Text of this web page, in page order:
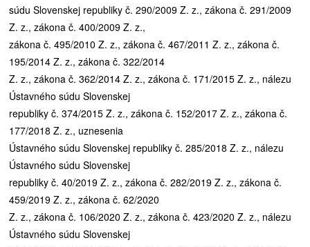
súdu Slovenskej republiky č. 290/2009 Z. z., zákona č. 291/2009
Z. z., zákona č. 400/2009 Z. z.,
zákona č. 495/2010 Z. z., zákona č. 467/2011 Z. z., zákona č.
195/2014 Z. z., zákona č. 322/2014
Z. z., zákona č. 362/2014 Z. z., zákona č. 171/2015 Z. z., nálezu
Ústavného súdu Slovenskej
republiky č. 374/2015 Z. z., zákona č. 152/2017 Z. z., zákona č.
177/2018 Z. z., uznesenia
Ústavného súdu Slovenskej republiky č. 285/2018 Z. z., nálezu
Ústavného súdu Slovenskej
republiky č. 40/2019 Z. z., zákona č. 282/2019 Z. z., zákona č.
459/2019 Z. z., zákona č. 62/2020
Z. z., zákona č. 106/2020 Z. z., zákona č. 423/2020 Z. z., nálezu
Ústavného súdu Slovenskej